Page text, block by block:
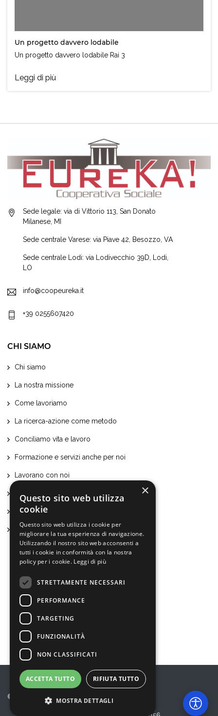
Un progetto davvero lodabile
Un progetto davvero lodabile Rai 3
Leggi di più
Sede legale: via di Vittorio 113, San Donato
Milanese, MI
Sede centrale Varese: via Piave 42, Besozzo, VA
Sede centrale Lodi: via Lodivecchio 39D, Lodi,
LO
info@coopeureka.it
+39 0255607420
CHI SIAMO
Chi siamo
La nostra missione
Come lavoriamo
La ricerca-azione come metodo
Conciliamo vita e lavoro
Formazione e servizi anche per noi
Lavorano con noi
Certificazioni e attestati
Bilancio sociale ed economico
Statuto
Bambini e ragazzi
Anziani
Disabilità e Fragilità
Gli altri Servizi
© 2026 Eureka! Cooperativa Sociale
×
Questo sito web utilizza
cookie
Questo sito web utilizza i cookie per
migliorare la tua esperienza di navigazione.
Utilizzando il nostro sito web acconsenti a
tutti i cookie in conformità con la nostra
policy per i cookie. Leggi di più
STRETTAMENTE NECESSARI
PERFORMANCE
TARGETING
FUNZIONALITÀ
NON CLASSIFICATI
ACCETTA TUTTO RIFIUTA TUTTO
MOSTRA DETTAGLI